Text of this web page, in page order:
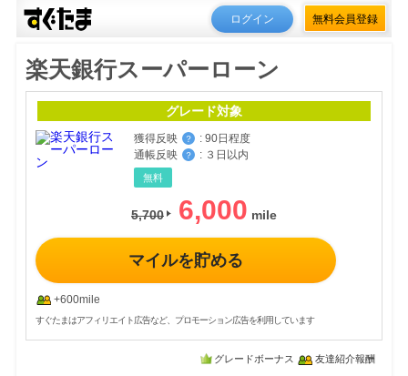
ログイン 無料会員登録
楽天銀行スーパーローン
グレード対象
獲得反映 ？ : 90日程度
通帳反映
？ : ３日以内
無料
5,700 6,000
マイルを貯める
+600mile
すぐたまはアフィリエイト広告など、プロモーション広告を利用しています
グレードボーナス 友達紹介報酬